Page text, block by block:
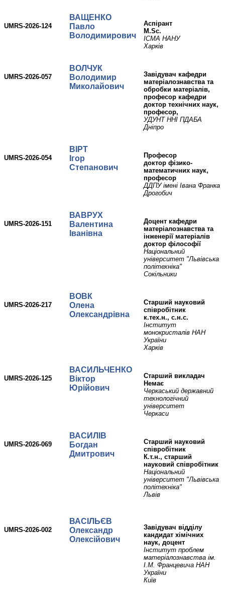
UMRS-2026-124
ВАЩЕНКО
Павло
Володимирович
аспірант
M.Sc.
ІСМА НАНУ
Харків
UMRS-2026-057
ВОЛЧУК
Володимир
Миколайович
завідувач кафедри
матеріалознавства та
обробки матеріалів,
професор кафедри
доктор технічних наук,
професор,
УДУНТ ННІ ПДАБА
Дніпро
UMRS-2026-054
ВІРТ
Ігор
Степанович
професор
доктор фізико-
математичних наук,
професор
ДДПУ імені Івана Франка
Дрогобич
UMRS-2026-151
ВАВРУХ
Валентина
Іванівна
доцент кафедри
матеріалознавства та
інженерії матеріалів
доктор філософії
Національний
університет "Львівська
політехніка"
Сокільники
UMRS-2026-217
ВОВК
Олена
Олександрівна
старший науковий
співробітник
к.тех.н., с.н.с.
Інститут
монокристалів НАН
України
Харків
UMRS-2026-125
ВАСИЛЬЧЕНКО
Віктор
Юрійович
Старший викладач
Немає
Черкаський державний
технологічний
університет
Черкаси
UMRS-2026-069
ВАСИЛІВ
Богдан
Дмитрович
Старший науковий
співробітник
К.т.н., старший
науковий співробітник
Національний
університет "Львівська
політехніка"
Львів
UMRS-2026-002
ВАСІЛЬЄВ
Олександр
Олексійович
Завідувач відділу
кандидат хімічних
наук, доцент
Інститут проблем
матеріалознавства ім.
І.М. Францевича НАН
України
Київ